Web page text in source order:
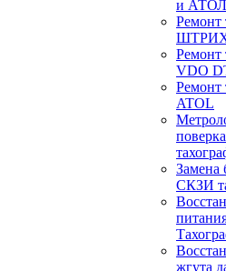
и АТОЛ
Ремонт
Ремонт
VDO
Ремонт
ATOL
поверка
Замена
СКЗИ
жгута